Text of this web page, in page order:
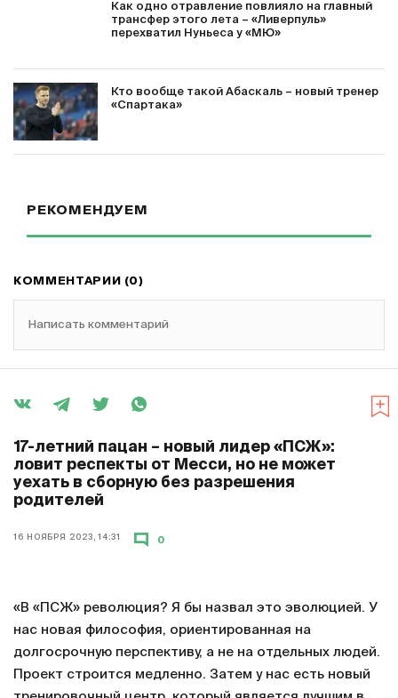
Как одно отравление повлияло на главный
трансфер этого лета – «Ливерпуль»
перехватил Нуньеса у «МЮ»
Кто вообще такой Абаскаль – новый тренер
«Спартака»
РЕКОМЕНДУЕМ
КОММЕНТАРИИ (0)
Написать комментарий
17-летний пацан – новый лидер «ПСЖ»:
ловит респекты от Месси, но не может
уехать в сборную без разрешения
родителей
16 НОЯБРЯ 2023, 14:31 0
«В «ПСЖ» революция? Я бы назвал это эволюцией. У
нас новая философия, ориентированная на
долгосрочную перспективу, а не на отдельных людей.
Проект строится медленно. Затем у нас есть новый